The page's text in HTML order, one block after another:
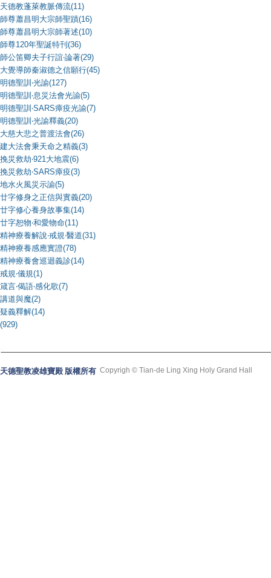
天德教蓬萊教脈傳流(11)
師尊蕭昌明大宗師聖蹟(16)
師尊蕭昌明大宗師著述(10)
師尊120年聖誕特刊(36)
師公笛卿夫子行誼‧論著(29)
大覺導師秦淑德之信願行(45)
明德聖訓‧光諭(127)
明德聖訓‧息災法會光諭(5)
明德聖訓‧SARS瘴疫光諭(7)
明德聖訓‧光諭釋義(20)
大慈大悲之普渡法會(26)
建大法會秉天命之精義(3)
挽災救劫‧921大地震(6)
挽災救劫‧SARS瘴疫(3)
地水火風災示諭(5)
廿字修身之正信與實義(20)
廿字修心養身故事集(14)
廿字恕物‧和愛物命(11)
精神療養解說‧戒規‧醫道(31)
精神療養感應實證(78)
精神療養會巡迴義診(14)
戒規‧儀規(1)
箴言‧偈語‧感化歌(7)
講道與魔(2)
疑義釋解(14)
(929)
天德聖教凌雄寶殿 版權所有 Copyrigh © Tian-de Ling Xing Holy Grand Hall